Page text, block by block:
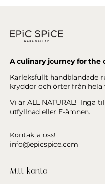
A culinary journey for the
Kärleksfullt handblandade
kryddor och örter från hela
Vi är ALL NATURAL! Inga
utfyllnad eller E-ämnen.
Kontakta oss!
info@epicspice.com
Mitt konto